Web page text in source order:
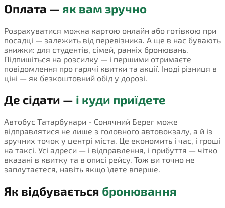
Оплата — як вам зручно
Розрахуватися можна картою онлайн або готівкою при
посадці — залежить від перевізника. А ще в нас бувають
знижки: для студентів, сімей, ранніх бронювань.
Підпишіться на розсилку — і першими отримаєте
повідомлення про гарячі квитки та акції. Іноді різниця в
ціні — як безкоштовний обід у дорозі.
Де сідати — і куди приїдете
Автобус Татарбунари - Сонячний Берег може
відправлятися не лише з головного автовокзалу, а й із
зручних точок у центрі міста. Це економить і час, і гроші
на таксі. Усі адреси — і відправлення, і прибуття — чітко
вказані в квитку та в описі рейсу. Тож ви точно не
заплутаєтеся, навіть якщо їдете вперше.
Як відбувається бронювання